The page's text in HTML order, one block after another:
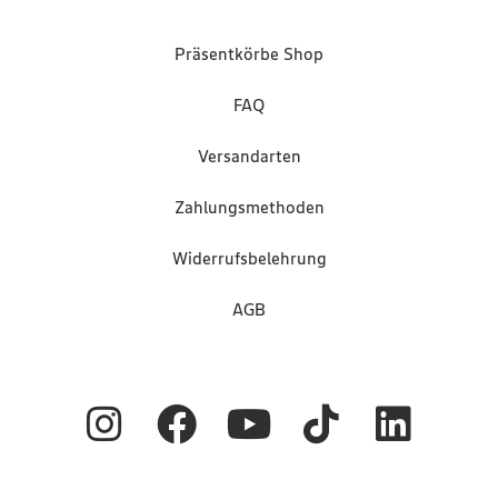
Präsentkörbe Shop
FAQ
Versandarten
Zahlungsmethoden
Widerrufsbelehrung
AGB